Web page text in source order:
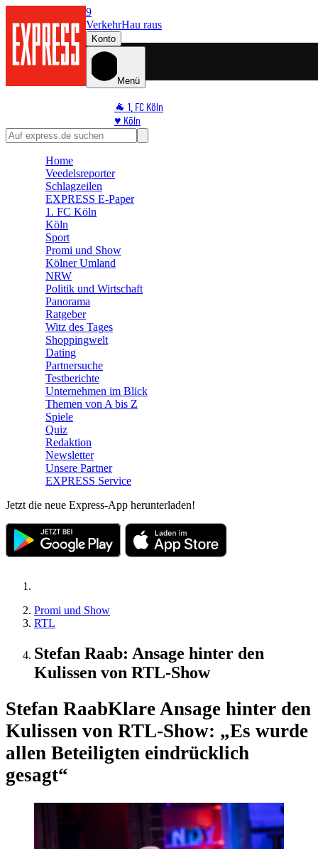
9
VerkehrHau raus
Konto
Menü
🐐 1. FC Köln
♥️ Köln
⭐ Promi
🛒 Shoppingwelt
Home
Veedelsreporter
Schlagzeilen
EXPRESS E-Paper
1. FC Köln
Köln
Sport
Promi und Show
Kölner Umland
NRW
Politik und Wirtschaft
Panorama
Ratgeber
Witz des Tages
Shoppingwelt
Dating
Partnersuche
Testberichte
Unternehmen im Blick
Themen von A bis Z
Spiele
Quiz
Redaktion
Newsletter
Unsere Partner
EXPRESS Service
Jetzt die neue Express-App herunterladen!
Promi und Show
RTL
Stefan Raab: Ansage hinter den
Kulissen von RTL-Show
Stefan RaabKlare Ansage hinter den
Kulissen von RTL-Show: „Es wurde
allen Beteiligten eindrücklich
gesagt“